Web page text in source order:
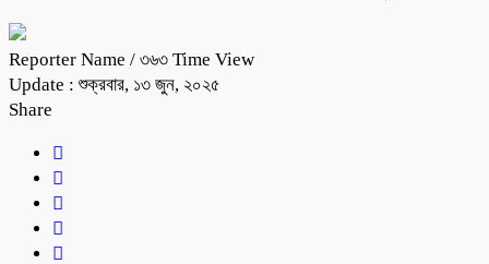
Reporter Name / ৩৬৩ Time View
Update : শুক্রবার, ১৩ জুন, ২০২৫
Share